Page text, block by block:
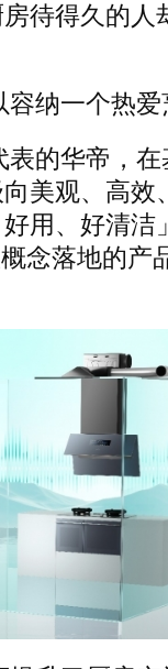
待得久的人
纳一个热
的华帝，
美观、高效
用、好清洁
念落地的产